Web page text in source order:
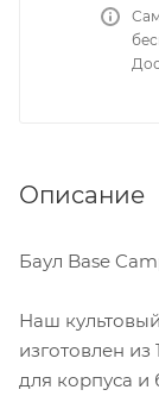
Описание
Баул Base
Наш
изготовлен
для корпуса